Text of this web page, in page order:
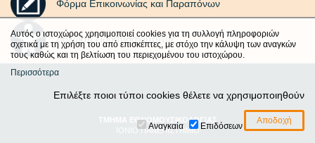
Φόρμα Επικοινωνίας και Παραπόνων
Δήλωση Προσβασιμότητας
ΤΜΗΜΑ ΕΘΝΟΜΟΥΣΙΚΟΛΟΓΙΑΣ
ΙΟΝΙΟ ΠΑΝΕΠΙΣΤΗΜΙΟ
Αυτός ο ιστοχώρος χρησιμοποιεί cookies για τη συλλογή πληροφοριών
σχετικά με τη χρήση του από επισκέπτες, με στόχο την κάλυψη των αναγκών
τους καθώς και τη βελτίωση του περιεχομένου του ιστοχώρου.
Περισσότερα
Επιλέξτε ποιοι τύποι cookies θέλετε να χρησιμοποιηθούν
Αναγκαία Επιδόσεων